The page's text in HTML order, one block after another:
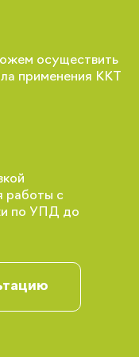
осуществить
применения ККТ
работы с
по УПД до
своих